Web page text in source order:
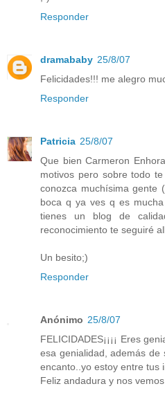
Responder
dramababy 25/8/07
Felicidades!!! me alegro
Responder
Patricia 25/8/07
Que bien Carmeron
motivos pero sobre todo
conozca muchísima gente
boca q ya ves q es
tienes un blog de
reconocimiento te seguiré
Un besito;)
Responder
Anónimo 25/8/07
FELICIDADES¡¡¡¡ Eres
esa genialidad, además
encanto..yo estoy entre tus
Feliz andadura y nos